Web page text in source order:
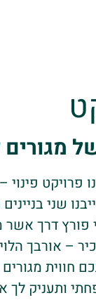
פרויקט פינוי
פורץ דרך
– אורבך הלוי
חווית
ותעניק לך